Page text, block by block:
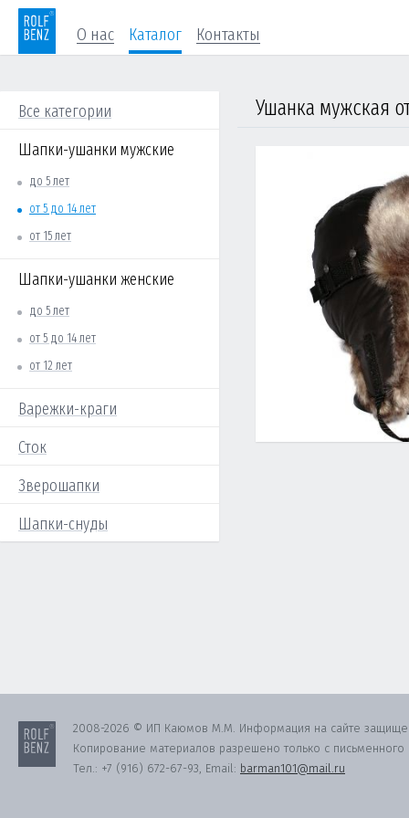
О нас Каталог Контакты
Все категории
Шапки-ушанки мужские
до 5 лет
от 5 до 14 лет
от 15 лет
Шапки-ушанки женские
до 5 лет
от 5 до 14 лет
от 12 лет
Варежки-краги
Сток
Зверошапки
Шапки-снуды
2008-2026 © ИП Каюмов М.М. Информация на сайте
Копирование материалов разрешено только с письменного
Тел.: +7 (916) 672-67-93, Email: barman101@mail.ru